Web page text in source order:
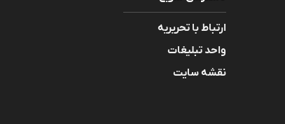
ارتباط با تحریریه
واحد تبلیغات
نقشه سایت